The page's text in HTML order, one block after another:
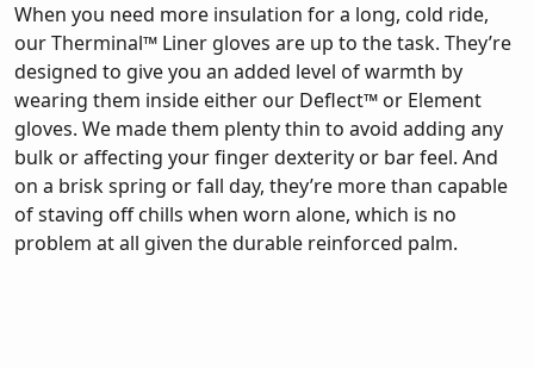
When you need more insulation for a long, cold ride,
our Therminal™ Liner gloves are up to the task. They’re
designed to give you an added level of warmth by
wearing them inside either our Deflect™ or Element
gloves. We made them plenty thin to avoid adding any
bulk or affecting your finger dexterity or bar feel. And
on a brisk spring or fall day, they’re more than capable
of staving off chills when worn alone, which is no
problem at all given the durable reinforced palm.